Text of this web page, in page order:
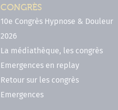
CONGRÈS
10e Congrès Hypnose & Douleur
2026
La médiathèque, les congrès
Emergences en replay
Retour sur les congrès
Emergences